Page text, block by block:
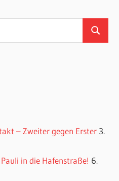
Suchen
– Zweiter gegen Erster 3.
in die Hafenstraße! 6.